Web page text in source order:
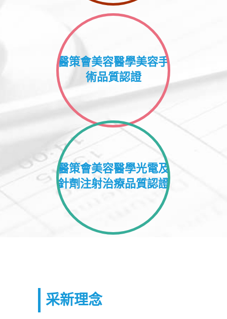
醫策會美容醫學美容手
術品質認證
醫策會美容醫學光電及
針劑注射治療品質認證
采新理念